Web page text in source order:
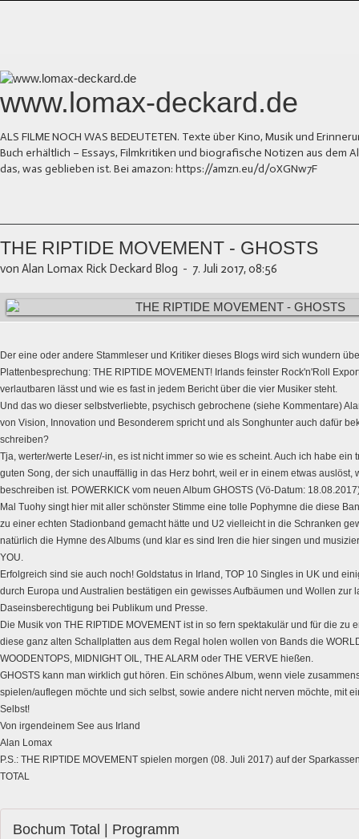
www.lomax-deckard.de
ALS FILME NOCH WAS BEDEUTETEN. Texte über Kino, Musik und
Buch erhältlich – Essays, Filmkritiken und biografische Notizen aus dem
das, was geblieben ist. Bei amazon: https://amzn.eu/d/0XGNw7F
THE RIPTIDE MOVEMENT - GHOSTS
von Alan Lomax Rick Deckard Blog - 7. Juli 2017, 08:56
Der eine oder andere Stammleser und Kritiker dieses Blogs wird sich wundern
Plattenbesprechung: THE RIPTIDE MOVEMENT! Irlands feinster Rock'n'Roll
verlautbaren lässt und wie es fast in jedem Bericht über die vier Musiker steht.
Und das wo dieser selbstverliebte, psychisch gebrochene (siehe Kommentare)
von Vision, Innovation und Besonderem spricht und als Songhunter auch dafür
schreiben?
Tja, werter/werte Leser/-in, es ist nicht immer so wie es scheint. Auch ich habe ein
guten Song, der sich unauffällig in das Herz bohrt, weil er in einem etwas auslöst,
beschreiben ist. POWERKICK vom neuen Album GHOSTS (Vö-Datum:
Mal Tuohy singt hier mit aller schönster Stimme eine tolle Pophymne die diese
zu einer echten Stadionband gemacht hätte und U2 vielleicht in die Schranken
natürlich die Hymne des Albums (und klar es sind Iren die hier singen und
YOU.
Erfolgreich sind sie auch noch! Goldstatus in Irland, TOP 10 Singles in UK und
durch Europa und Australien bestätigen ein gewisses Aufbäumen und Wollen zur
Daseinsberechtigung bei Publikum und Presse.
Die Musik von THE RIPTIDE MOVEMENT ist in so fern spektakulär und für die zu
diese ganz alten Schallplatten aus dem Regal holen wollen von Bands die
WOODENTOPS, MIDNIGHT OIL, THE ALARM oder THE VERVE hießen.
GHOSTS kann man wirklich gut hören. Ein schönes Album, wenn viele
spielen/auflegen möchte und sich selbst, sowie andere nicht nerven möchte, mit
Selbst!
Von irgendeinem See aus Irland
Alan Lomax
P.S.: THE RIPTIDE MOVEMENT spielen morgen (08. Juli 2017) auf der
TOTAL
Bochum Total | Programm